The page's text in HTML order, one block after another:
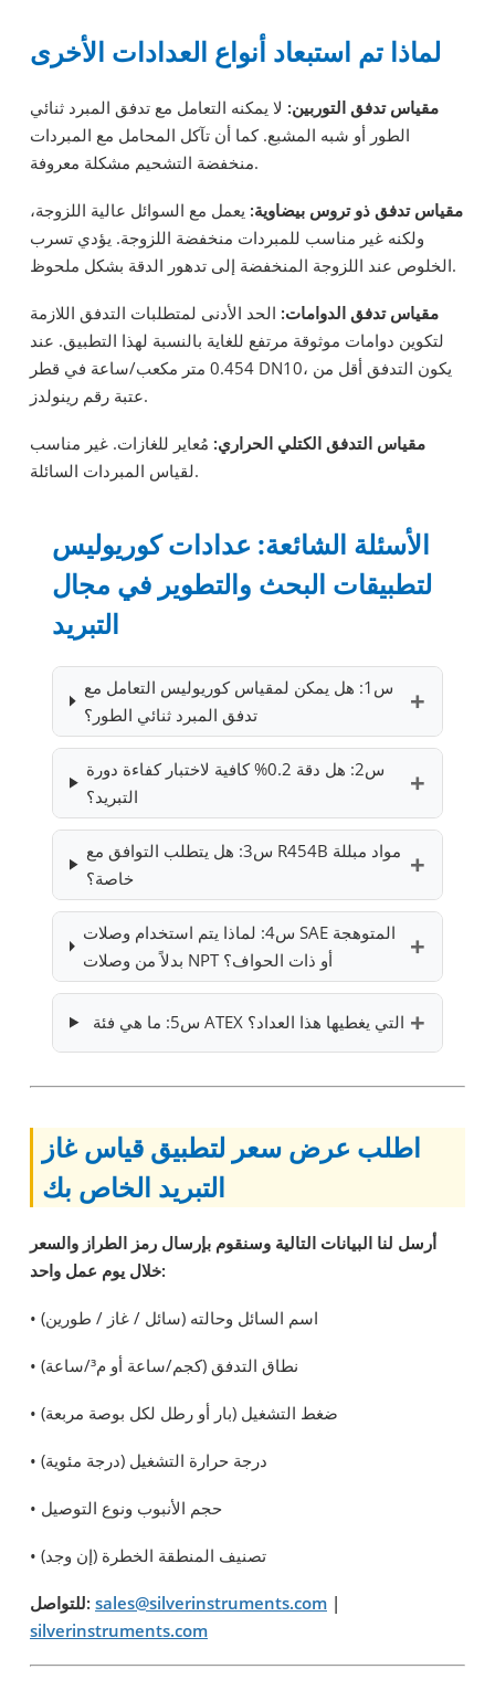
لماذا تم استبعاد أنواع العدادات الأخرى
مقياس تدفق التوربين: لا يمكنه التعامل مع تدفق المبرد ثنائي
الطور أو شبه المشبع. كما أن تآكل المحامل مع المبردات
منخفضة التشحيم مشكلة معروفة.
مقياس تدفق ذو تروس بيضاوية: يعمل مع السوائل عالية اللزوجة،
ولكنه غير مناسب للمبردات منخفضة اللزوجة. يؤدي تسرب
الخلوص عند اللزوجة المنخفضة إلى تدهور الدقة بشكل ملحوظ.
مقياس تدفق الدوامات: الحد الأدنى لمتطلبات التدفق اللازمة
لتكوين دوامات موثوقة مرتفع للغاية بالنسبة لهذا التطبيق. عند
0.454 متر مكعب/ساعة في قطر DN10، يكون التدفق أقل من
عتبة رقم رينولدز.
مقياس التدفق الكتلي الحراري: مُعاير للغازات. غير مناسب
لقياس المبردات السائلة.
الأسئلة الشائعة: عدادات كوريوليس
لتطبيقات البحث والتطوير في مجال
التبريد
س1: هل يمكن لمقياس كوريوليس التعامل مع
تدفق المبرد ثنائي الطور؟
س2: هل دقة 0.2% كافية لاختبار كفاءة دورة
التبريد؟
س3: هل يتطلب التوافق مع R454B مواد مبللة
خاصة؟
س4: لماذا يتم استخدام وصلات SAE المتوهجة
بدلاً من وصلات NPT أو ذات الحواف؟
س5: ما هي فئة ATEX التي يغطيها هذا العداد؟
اطلب عرض سعر لتطبيق قياس غاز
التبريد الخاص بك
أرسل لنا البيانات التالية وسنقوم بإرسال رمز الطراز والسعر
خلال يوم عمل واحد:
• اسم السائل وحالته (سائل / غاز / طورين)
• نطاق التدفق (كجم/ساعة أو م³/ساعة)
• ضغط التشغيل (بار أو رطل لكل بوصة مربعة)
• درجة حرارة التشغيل (درجة مئوية)
• حجم الأنبوب ونوع التوصيل
• تصنيف المنطقة الخطرة (إن وجد)
للتواصل: sales@silverinstruments.com |
silverinstruments.com